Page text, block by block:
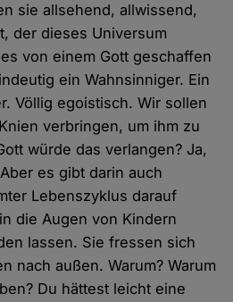
sie allsehend, allwissend,
der dieses Universum
von einem Gott geschaffen
ein Wahnsinniger. Ein
Völlig egoistisch. Wir sollen
verbringen, um ihm zu
würde das verlangen? Ja,
es gibt darin auch
Lebenszyklus darauf
die Augen von Kindern
lassen. Sie fressen sich
nach außen. Warum? Warum
Du hättest leicht eine